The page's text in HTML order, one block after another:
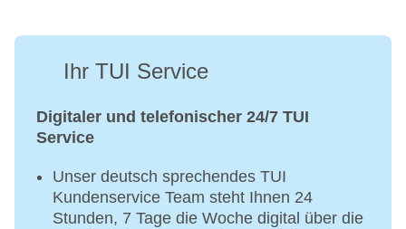
Ihr TUI Service
Digitaler und telefonischer 24/7 TUI
Service
Unser deutsch sprechendes TUI
Kundenservice Team steht Ihnen 24
Stunden, 7 Tage die Woche digital über die